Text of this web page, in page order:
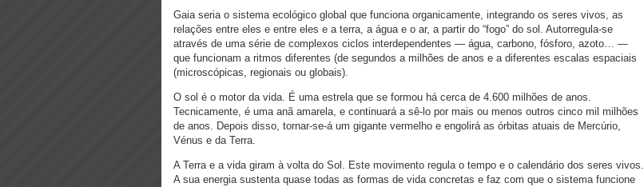
Gaia seria o sistema ecológico global que funciona organicamente, integrando os seres vivos, as
relações entre eles e entre eles e a terra, a água e o ar, a partir do “fogo” do sol. Autorregula-se
através de uma série de complexos ciclos interdependentes — água, carbono, fósforo, azoto… —
que funcionam a ritmos diferentes (de segundos a milhões de anos e a diferentes escalas espaciais
(microscópicas, regionais ou globais).
O sol é o motor da vida. É uma estrela que se formou há cerca de 4.600 milhões de anos.
Tecnicamente, é uma anã amarela, e continuará a sê-lo por mais ou menos outros cinco mil milhões
de anos. Depois disso, tornar-se-á um gigante vermelho e engolirá as órbitas atuais de Mercúrio,
Vénus e da Terra.
A Terra e a vida giram à volta do Sol. Este movimento regula o tempo e o calendário dos seres vivos.
A sua energia sustenta quase todas as formas de vida concretas e faz com que o sistema funcione